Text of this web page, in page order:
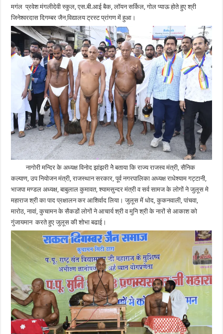
मगंल प्रवेश मंगलीदेवी स्कुल, एस.बी.आई बैक, लॉयन सर्किल, गोल प्याऊ होते हुए श्री
जिनेश्वरदास दिगम्बर जैन वि़द्यालय ट्रस्ट प्रांगण में हुआ।
नागोरी मन्दिर के अध्यक्ष विनोद झांझरी नेे बताया कि राज्य राजस्व मंत्री, सैनिक
कल्याण, उप नियोजन मंत्री, राजस्थान सरकार, पूर्व नगरपालिका अध्यक्ष राधेश्याम गट्टानी,
भाजपा मण्डल अध्यक्ष, बाबुलाल कुमावत, श्यामसुन्दर मंत्री व सर्व सामज के लोगों ने जुलूस मे
महाराज श्री का पाद प्रक्षालन कर आशिर्वाद लिया। जुलूस में धोद, कुकनवाली, पांचवा,
मारोठ, नावां, कुचामन के सैकडों लोगों ने आचार्य श्री व मुनि श्री के नारों से आकाश को
गुंजायमान करते हुए जुलूस की शोभा बढाई।